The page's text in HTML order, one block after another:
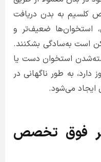
کلسیم به بدن دریافت
استخوان‌ها ضعیف‌تر و
است به‌سادگی بشکنند.
استخوان دست یا
به طور ناگهانی در
می‌شود.
فوق تخصص